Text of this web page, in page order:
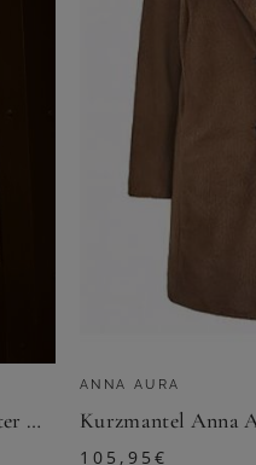
Yours Curve Khakigrüner Wattierter Midipuffermantel Size 42
ANNA AURA
Kurzmantel Anna
105,95€